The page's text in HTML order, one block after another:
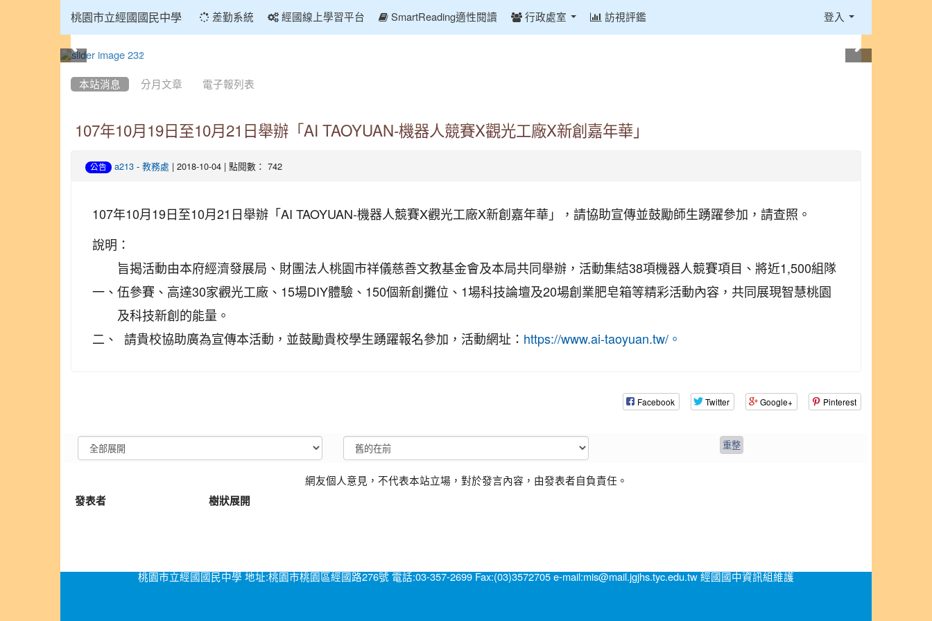
桃園市立經國國民中學 差勤系統 經國線上學習平台 SmartReading適性閱讀 行政處室 訪視評鑑 登入
本站消息 分月文章 電子報列表
107年10月19日至10月21日舉辦「AI TAOYUAN-機器人競賽X觀光工廠X新創嘉年華」
公告 a213 - 教務處 | 2018-10-04 | 點閱數： 742
107年10月19日至10月21日舉辦「AI TAOYUAN-機器人競賽X觀光工廠X新創嘉年華」，請協助宣傳並鼓勵師生踴躍參加，請查照。
說明：
一、
旨揭活動由本府經濟發展局、財團法人桃園市祥儀慈善文教基金會及本局共同舉辦，活動集結38項機器人競賽項目、將近1,500組隊
伍參賽、高達30家觀光工廠、15場DIY體驗、150個新創攤位、1場科技論壇及20場創業肥皂箱等精彩活動內容，共同展現智慧桃園
及科技新創的能量。
二、
請貴校協助廣為宣傳本活動，並鼓勵貴校學生踴躍報名參加，活動網址： https://www.ai-taoyuan.tw/。
Facebook Twitter Google+ Pinterest
網友個人意見，不代表本站立場，對於發言內容，由發表者自負責任。
發表者
樹狀展開
桃園市立經國國民中學 地址:桃園市桃園區經國路276號 電話:03-357-2699 Fax:(03)3572705 e-mail:mis@mail.jgjhs.tyc.edu.tw 經國國中資訊組維護